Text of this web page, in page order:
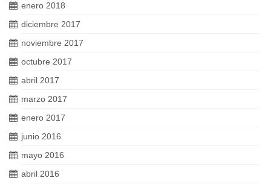
enero 2018
diciembre 2017
noviembre 2017
octubre 2017
abril 2017
marzo 2017
enero 2017
junio 2016
mayo 2016
abril 2016